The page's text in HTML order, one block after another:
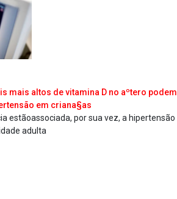
mais altos de vitamina D no aºtero podem
em criana§as
estãoassociada, por sua vez, a hipertensão
adulta